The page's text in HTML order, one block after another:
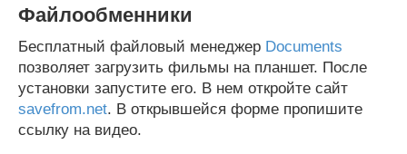
Файлообменники
Бесплатный файловый менеджер Documents
позволяет загрузить фильмы на планшет. После
установки запустите его. В нем откройте сайт
savefrom.net. В открывшейся форме пропишите
ссылку на видео.